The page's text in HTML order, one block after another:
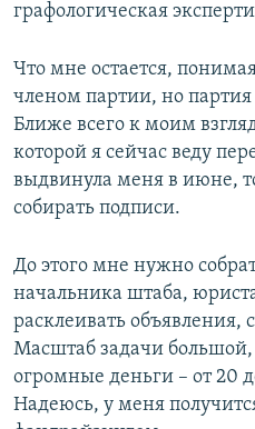
графологическая
Что мне остается,
членом партии, но
Ближе всего к моим
которой я сейчас веду
выдвинула меня в июне,
собирать подписи.
До этого мне нужно
начальника штаба,
расклеивать объявления,
Масштаб задачи
огромные деньги – от 20
Надеюсь, у меня